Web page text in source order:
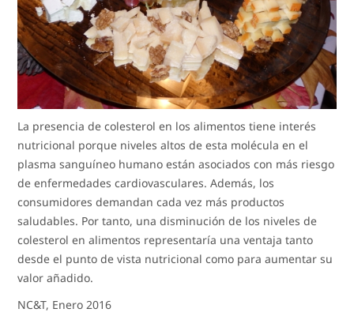
La presencia de colesterol en los alimentos tiene interés
nutricional porque niveles altos de esta molécula en el
plasma sanguíneo humano están asociados con más riesgo
de enfermedades cardiovasculares. Además, los
consumidores demandan cada vez más productos
saludables. Por tanto, una disminución de los niveles de
colesterol en alimentos representaría una ventaja tanto
desde el punto de vista nutricional como para aumentar su
valor añadido.
NC&T, Enero 2016